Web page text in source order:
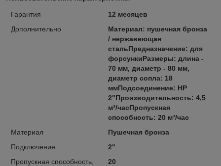
Гарантия
12 месяцев
Дополнительно
Материал: пушечная бронза
/ нержавеющая
стальПредназначение: для
форсункиРазмеры: длина -
70 мм, диаметр - 80 мм,
диаметр сопла: 18
ммПодсоединение: НР
2"Производительность: 4,5
м³/часПропускная
способность: 20 м³/час
Материал
Пушечная бронза
Подключение
2"
Пропускная способность,
20